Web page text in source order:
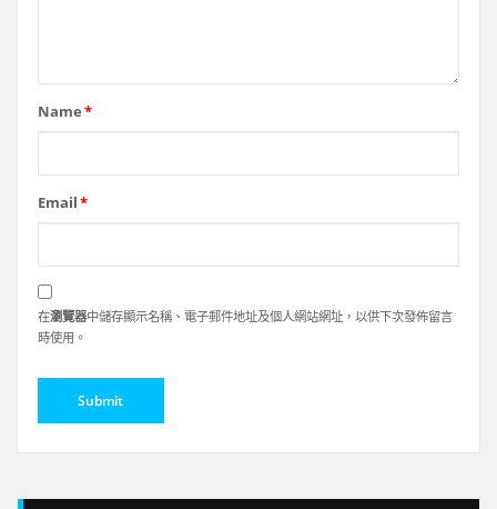
Name*
Email*
在瀏覽器中儲存顯示名稱、電子郵件地址及個人網站網址，以供下次發佈留言
時使用。